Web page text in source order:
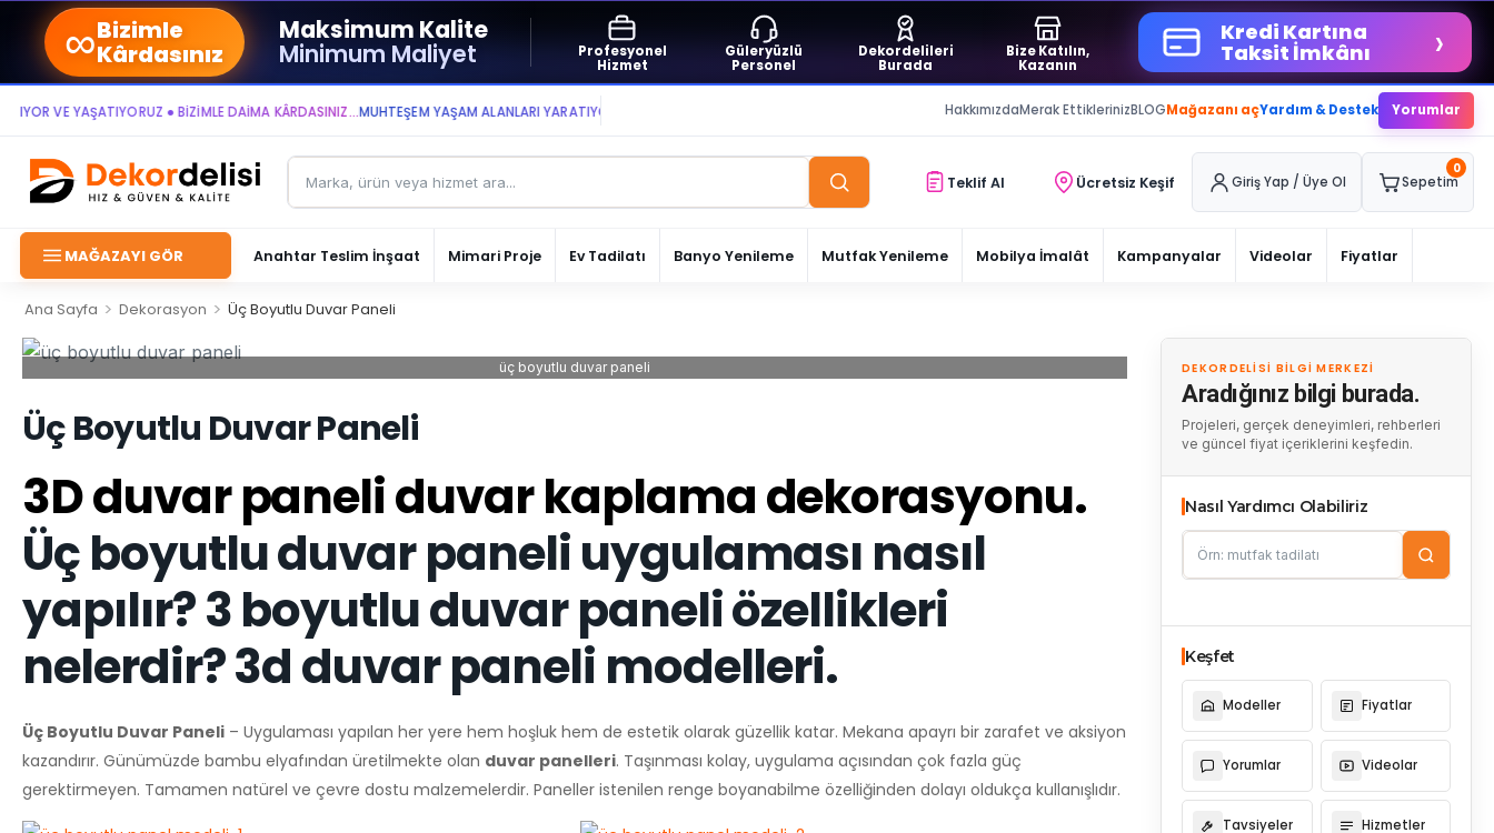
∞Bizimle
Kârdasınız
Maksimum Kalite
Minimum Maliyet
Profesyonel
Hizmet
Güleryüzlü
Personel
Dekordelileri
Burada
Bize Katılın,
Kazanın
Kredi Kartına
Taksit İmkânı ›
VE YAŞATIYORUZ ● BİZİMLE DAİMA KÂRDASINIZ...MUHTEŞEM YAŞAM ALANLARI YARATIYOR VE YAŞATIYORUZ ● BİZİMLE DAİMA KÂRDASINIZ... HakkımızdaMerak EttiklerinizBLOGMağazanı açYardım & Destek Yorumlar
Teklif Al Ücretsiz Keşif Giriş Yap / Üye Ol
0
Sepetim
MAĞAZAYI GÖR Anahtar Teslim İnşaat Mimari Proje Ev Tadilatı Banyo Yenileme Mutfak Yenileme Mobilya İmalât Kampanyalar Videolar Fiyatlar
Ana Sayfa > Dekorasyon > Üç Boyutlu Duvar Paneli
DEKORDELISI BILGI MERKEZI
Aradığınız bilgi burada.
Projeleri, gerçek deneyimleri, rehberleri
ve güncel fiyat içeriklerini keşfedin.
Nasıl Yardımcı Olabiliriz
Keşfet
Modeller Fiyatlar
Yorumlar Videolar
Tavsiyeler Hizmetler
üç boyutlu duvar paneli
Üç Boyutlu Duvar Paneli
3D duvar paneli duvar kaplama dekorasyonu.
Üç boyutlu duvar paneli uygulaması nasıl
yapılır? 3 boyutlu duvar paneli özellikleri
nelerdir? 3d duvar paneli modelleri.
Üç Boyutlu Duvar Paneli – Uygulaması yapılan her yere hem hoşluk hem de estetik olarak güzellik katar. Mekana apayrı bir zarafet ve aksiyon
kazandırır. Günümüzde bambu elyafından üretilmekte olan duvar panelleri. Taşınması kolay, uygulama açısından çok fazla güç
gerektirmeyen. Tamamen natürel ve çevre dostu malzemelerdir. Paneller istenilen renge boyanabilme özelliğinden dolayı oldukça kullanışlıdır.